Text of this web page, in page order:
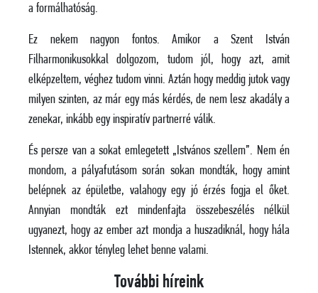
a formálhatóság.
Ez nekem nagyon fontos. Amikor a Szent István
Filharmonikusokkal dolgozom, tudom jól, hogy azt, amit
elképzeltem, véghez tudom vinni. Aztán hogy meddig jutok vagy
milyen szinten, az már egy más kérdés, de nem lesz akadály a
zenekar, inkább egy inspiratív partnerré válik.
És persze van a sokat emlegetett „Istvános szellem”. Nem én
mondom, a pályafutásom során sokan mondták, hogy amint
belépnek az épületbe, valahogy egy jó érzés fogja el őket.
Annyian mondták ezt mindenfajta összebeszélés nélkül
ugyanezt, hogy az ember azt mondja a huszadiknál, hogy hála
Istennek, akkor tényleg lehet benne valami.
További híreink